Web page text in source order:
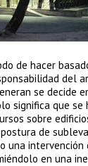
de hacer
del
se decide
sólo significa
sobre
de
una
en una